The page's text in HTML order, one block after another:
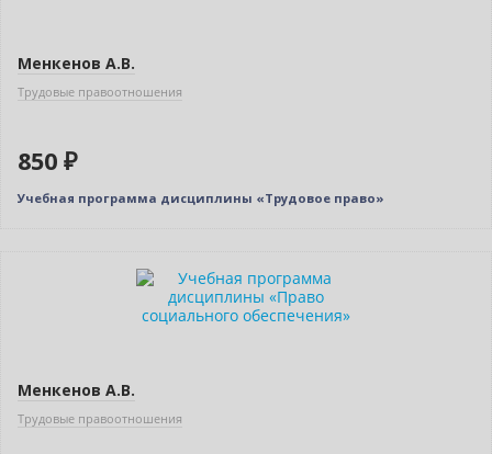
Менкенов А.В.
Трудовые правоотношения
850 ₽
Учебная программа дисциплины «Трудовое право»
Менкенов А.В.
Трудовые правоотношения